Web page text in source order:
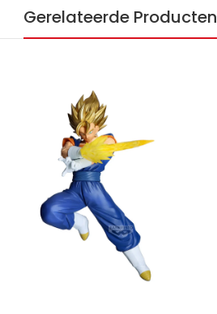
Gerelateerde Producten